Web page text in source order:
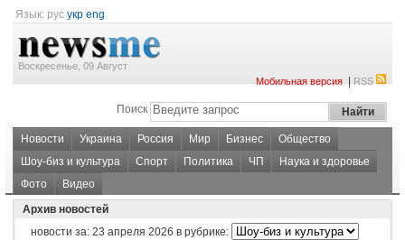
Язык: рус укр eng
Воскресенье, 09 Август
Мобильная версия|RSS
Поиск
Новости Украина Россия Мир Бизнес
Общество
Шоу-биз и культура
Спорт Политика ЧП
Наука и здоровье
Фото
Видео
Архив новостей
новости за: 23 апреля 2026 в рубрике: